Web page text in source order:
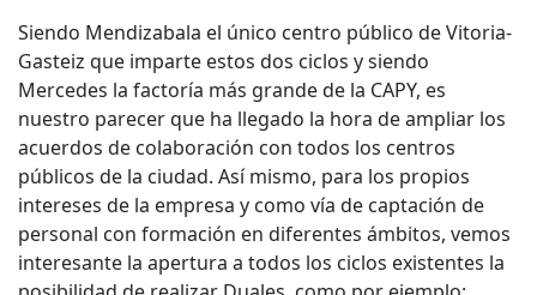
Siendo Mendizabala el único centro público de Vitoria-
Gasteiz que imparte estos dos ciclos y siendo
Mercedes la factoría más grande de la CAPY, es
nuestro parecer que ha llegado la hora de ampliar los
acuerdos de colaboración con todos los centros
públicos de la ciudad. Así mismo, para los propios
intereses de la empresa y como vía de captación de
personal con formación en diferentes ámbitos, vemos
interesante la apertura a todos los ciclos existentes la